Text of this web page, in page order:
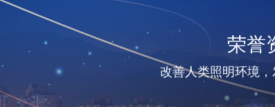
荣誉
改善人类照明环境